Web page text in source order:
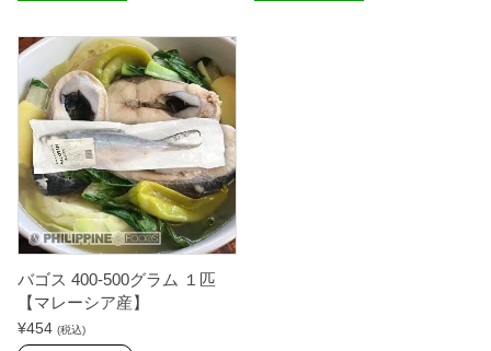
H
E
R
F
A
R
M
】
個
バゴス 400-500グラム １匹
【マレーシア産】
¥454 (税込)